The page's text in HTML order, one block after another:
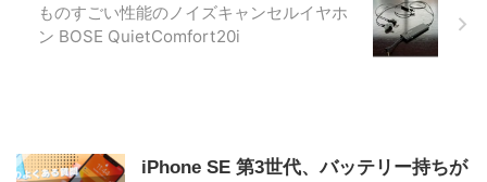
ものすごい性能のノイズキャンセルイヤホ
ン BOSE QuietComfort20i
iPhone SE 第3世代、バッテリー持ちが